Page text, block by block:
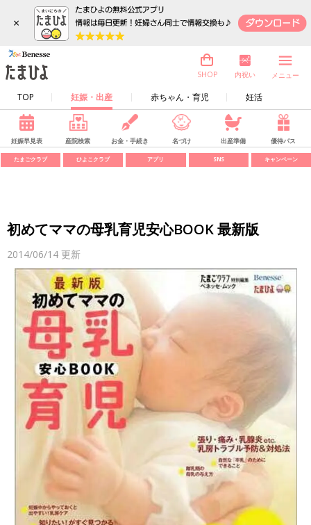
×
TOP 妊娠・出産 赤ちゃん・育児 妊活
SHOP 内祝い メニュー
妊娠早見表 産院検索 お金・手続き 名づけ 出産準備 優待パス
たまごクラブ ひよこクラブ アプリ SNS キャンペーン
初めてママの母乳育児安心BOOK 最新版
2014/06/14 更新